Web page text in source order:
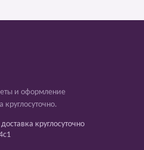
и оформление
круглосуточно